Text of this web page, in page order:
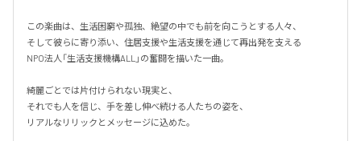
この楽曲は、生活困窮や孤独、絶望の中でも前を向こうとする人々、
そして彼らに寄り添い、住居支援や生活支援を通じて再出発を支える
NPO法人「生活支援機構ALL」の奮闘を描いた一曲。
綺麗ごとでは片付けられない現実と、
それでも人を信じ、手を差し伸べ続ける人たちの姿を、
リアルなリリックとメッセージに込めた。